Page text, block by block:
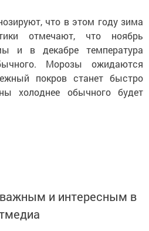
что в этом году зима
отмечают, что ноябрь
и в декабре температура
Морозы ожидаются
покров станет быстро
холоднее обычного будет
и интересным в